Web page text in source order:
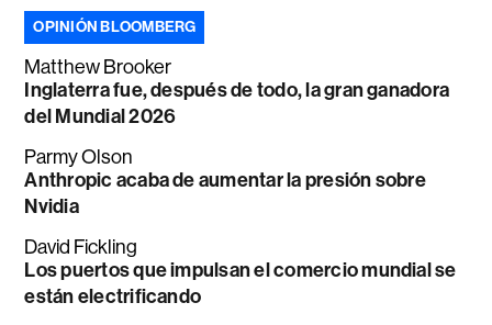
OPINIÓN BLOOMBERG
Matthew Brooker
Inglaterra fue, después de todo, la gran ganadora
del Mundial 2026
Parmy Olson
Anthropic acaba de aumentar la presión sobre
Nvidia
David Fickling
Los puertos que impulsan el comercio mundial se
están electrificando